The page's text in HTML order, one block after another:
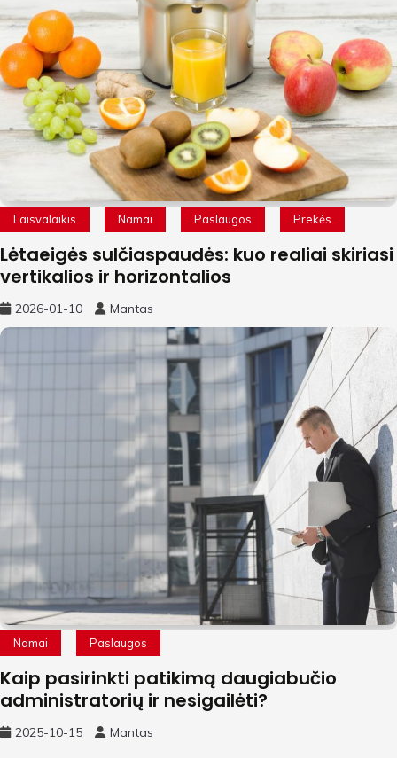
Laisvalaikis Namai Paslaugos Prekės
Lėtaeigės sulčiaspaudės: kuo realiai skiriasi
vertikalios ir horizontalios
2026-01-10 Mantas
Namai Paslaugos
Kaip pasirinkti patikimą daugiabučio
administratorių ir nesigailėti?
2025-10-15 Mantas